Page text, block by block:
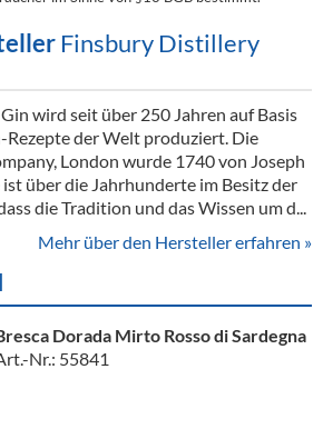
Finsbury Distillery
wird seit über 250 Jahren auf Basis
Rezepte der Welt produziert. Die
London wurde 1740 von Joseph
ist über die Jahrhunderte im Besitz der
die Tradition und das Wissen um d...
Mehr über den Hersteller erfahren »
Dorada Mirto Rosso di Sardegna
Nr.: 55841